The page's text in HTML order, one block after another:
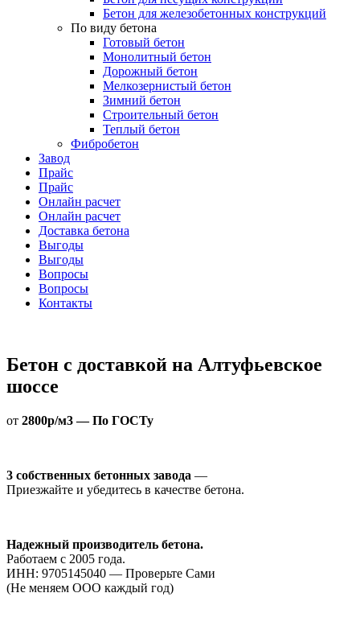
Бетон для железобетонных конструкций
По виду бетона
Готовый бетон
Монолитный бетон
Дорожный бетон
Мелкозернистый бетон
Зимний бетон
Строительный бетон
Теплый бетон
Фибробетон
Завод
Прайс
Прайс
Онлайн расчет
Онлайн расчет
Доставка бетона
Выгоды
Выгоды
Вопросы
Вопросы
Контакты
Бетон с доставкой на Алтуфьевское
шоссе
от 2800р/м3 — По ГОСТу
3 собственных бетонных завода —
Приезжайте и убедитесь в качестве бетона.
Надежный производитель бетона.
Работаем с 2005 года.
ИНН: 9705145040 — Проверьте Сами
(Не меняем ООО каждый год)